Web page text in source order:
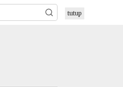
tutup